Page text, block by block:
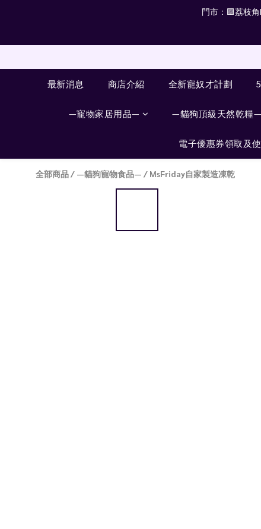
門市：🟪荔枝
最新消息 商店介紹 全新寵奴才計劃
—寵物家居用品— —貓狗頂級天然乾糧—
電子優惠券領取及
全部商品/ —貓狗寵物食品— / MsFriday自家製造凍乾